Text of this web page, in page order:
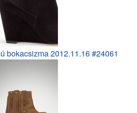
bokacsizma 2012.11.16 #24061